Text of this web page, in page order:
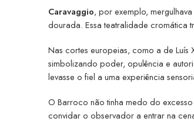
Caravaggio, por exemplo,
dourada. Essa teatralidade cromática
Nas cortes europeias, como a de Luís
simbolizando poder, opulência e
levasse o fiel a uma experiência
O Barroco não tinha medo do
convidar o observador a entrar na